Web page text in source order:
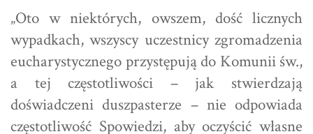
„Oto w niektórych, owszem, dość licznych
wypadkach, wszyscy uczestnicy zgromadzenia
eucharystycznego przystępują do Komunii św.,
a tej częstotliwości – jak stwierdzają
doświadczeni duszpasterze – nie odpowiada
częstotliwość Spowiedzi, aby oczyścić własne